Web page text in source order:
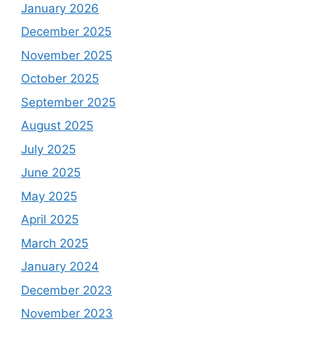
January 2026
December 2025
November 2025
October 2025
September 2025
August 2025
July 2025
June 2025
May 2025
April 2025
March 2025
January 2024
December 2023
November 2023